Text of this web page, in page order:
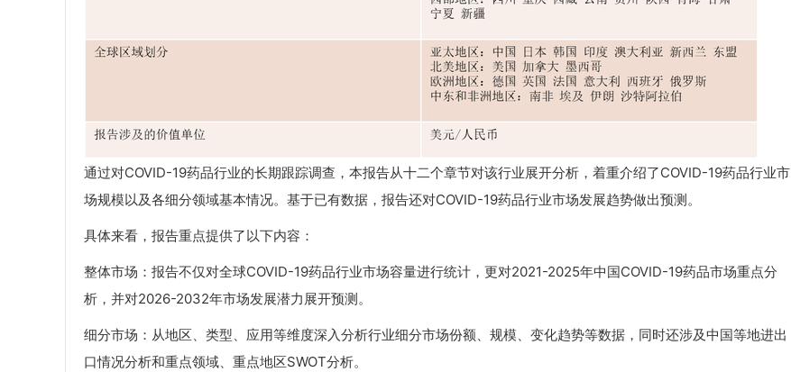
通过对COVID-19药品行业的长期跟踪调查，本报告从十二个章节对该行业展开分析，着重介绍了COVID-19药品行业市
场规模以及各细分领域基本情况。基于已有数据，报告还对COVID-19药品行业市场发展趋势做出预测。
具体来看，报告重点提供了以下内容：
整体市场：报告不仅对全球COVID-19药品行业市场容量进行统计，更对2021-2025年中国COVID-19药品市场重点分
析，并对2026-2032年市场发展潜力展开预测。
细分市场：从地区、类型、应用等维度深入分析行业细分市场份额、规模、变化趋势等数据，同时还涉及中国等地进出
口情况分析和重点领域、重点地区SWOT分析。